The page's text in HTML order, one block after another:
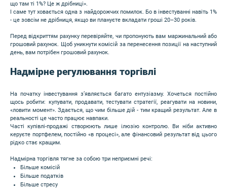
що там ті 1%? Це ж дрібниці».
І саме тут ховається одна з найдорожчих помилок. Бо в інвестуванні навіть 1%
- це зовсім не дрібниця, якщо ви плануєте вкладати гроші 20–30 років.
Перед відкриттям рахунку перевіряйте, чи пропонують вам маржинальний або
грошовий рахунок. Щоб уникнути комісій за перенесення позиції на наступний
день, вам потрібен грошовий рахунок.
Надмірне регулювання торгівлі
На початку інвестування з’являється багато ентузіазму. Хочеться постійно
щось робити: купувати, продавати, тестувати стратегії, реагувати на новини,
«ловити момент». Здається, що чим більше дій - тим кращий результат. Але в
реальності це часто працює навпаки.
Часті купівлі-продажі створюють лише ілюзію контролю. Ви ніби активно
керуєте портфелем, постійно «в процесі», але фінансовий результат від цього
рідко стає кращим.
Надмірна торгівля тягне за собою три неприємні речі:
Більше комісій
Більше податків
Більше стресу